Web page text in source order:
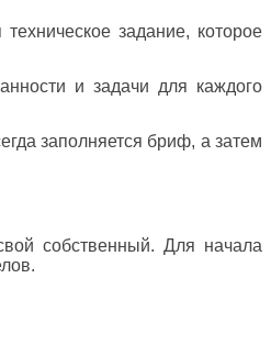
задание, которое
и задачи для каждого
заполняется бриф, а затем
собственный. Для начала